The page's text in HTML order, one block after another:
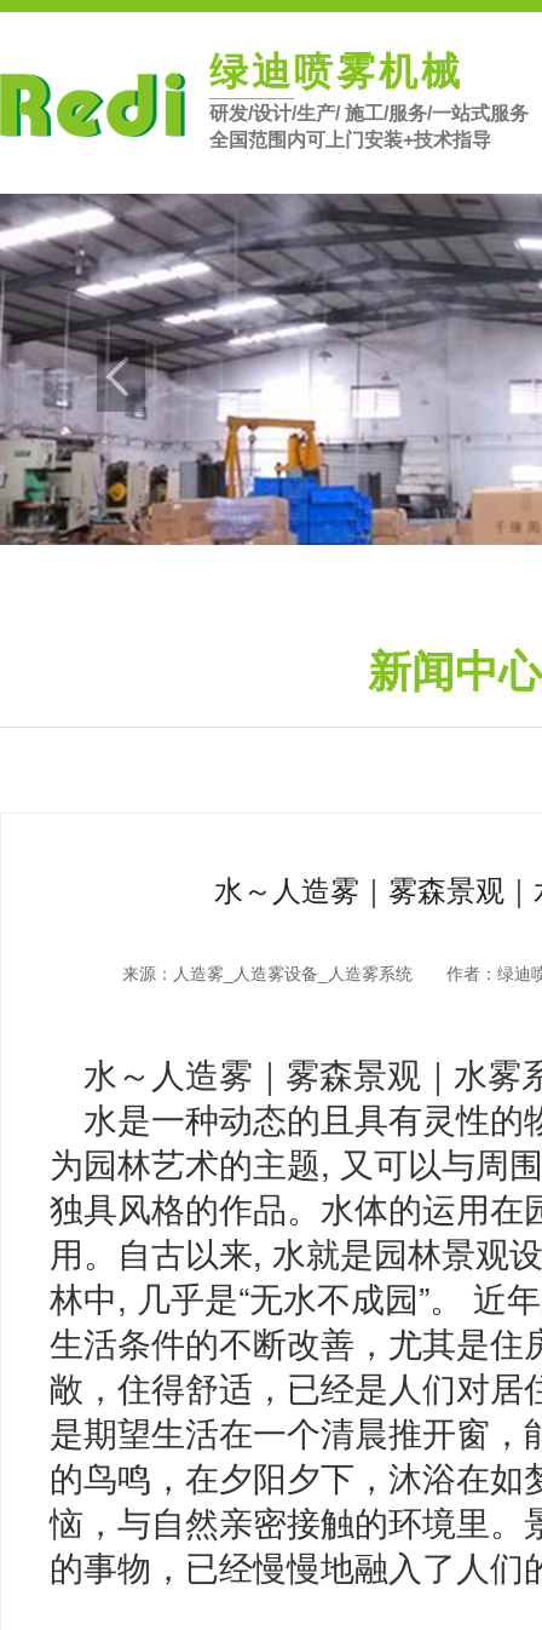
绿迪喷雾机械
研发/设计/生产/ 施工/服务/一站式服务
全国范围内可上门安装+技术指导
新闻中
水～人造雾｜雾森景观
来源： 人造雾_人造雾设备_人造雾系统 作者：绿迪
水～人造雾｜雾森景观｜水雾
水是一种动态的且具有灵性
为园林艺术的主题, 又可以与周
独具风格的作品。水体的运用
用。自古以来, 水就是园林景观
林中, 几乎是“无水不成园”。 近
生活条件的不断改善，尤其是
敞，住得舒适，已经是人们对
是期望生活在一个清晨推开窗
的鸟鸣，在夕阳夕下，沐浴在
恼，与自然亲密接触的环境里
的事物，已经慢慢地融入了人们